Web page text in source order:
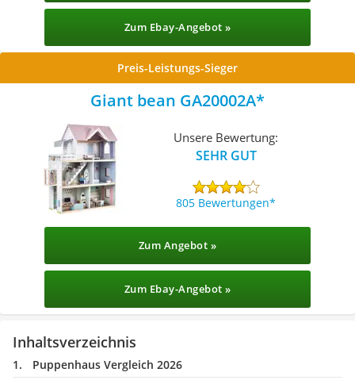
Zum Ebay-Angebot »
Preis-Leistungs-Sieger
Giant bean GA20002A
Unsere Bewertung:
SEHR GUT
805 Bewertungen
Zum Angebot »
Zum Ebay-Angebot »
Inhaltsverzeichnis
Puppenhaus Vergleich 2026